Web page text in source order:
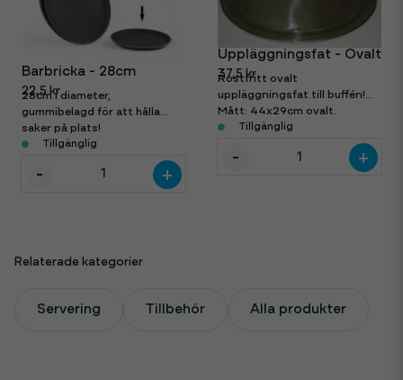
Barbricka - 28cm
22,5 kr
28cm i diameter,
gummibelagd för att hålla
saker på plats!
Tillgänglig
- +
Uppläggningsfat - Ovalt
37,5 kr
Rostfritt ovalt
uppläggningsfat till buffén!
Mått: 44x29cm ovalt.
Tillgänglig
- +
Relaterade kategorier
Servering Tillbehör Alla produkter